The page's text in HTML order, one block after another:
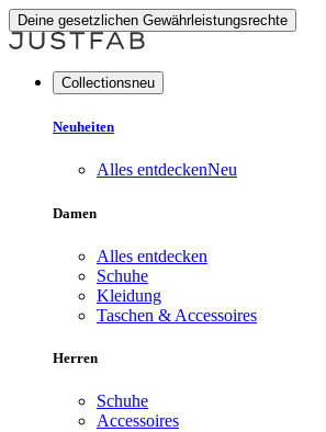
Deine gesetzlichen Gewährleistungsrechte
Collectionsneu
Neuheiten
Alles entdeckenNeu
Damen
Alles entdecken
Schuhe
Kleidung
Taschen & Accessoires
Herren
Schuhe
Accessoires